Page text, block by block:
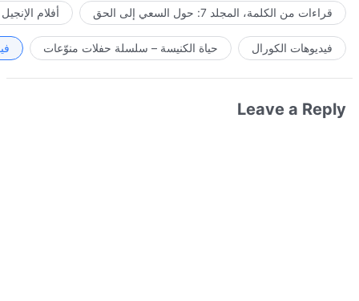
قراءات من الكلمة، المجلد 7: حول السعي إلى الحق أفلام الإنجيل
فيديوهات الكورال حياة الكنيسة – سلسلة حفلات منوّعات
Leave a Reply